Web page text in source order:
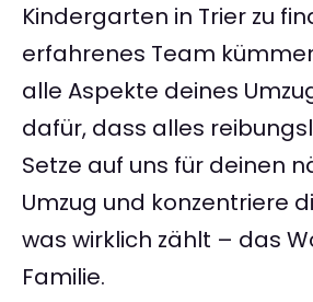
Kindergarten in Trier zu
erfahrenes Team
alle Aspekte deines
dafür, dass alles
Setze auf uns für deinen
Umzug und konzentriere
was wirklich zählt – das
Familie.